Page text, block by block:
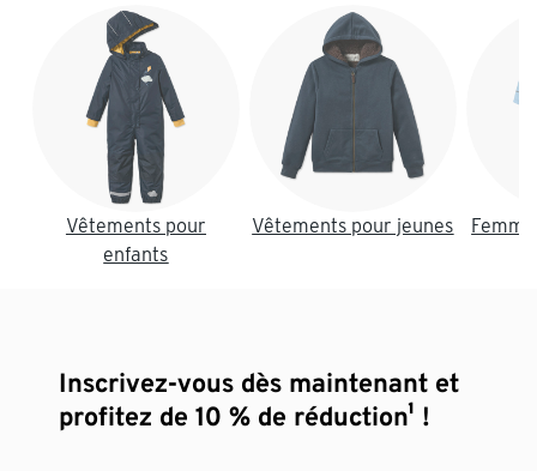
Vêtements pour
enfants
Vêtements pour jeunes
Inscrivez-vous dès maintenant et
profitez de 10 % de réduction¹ !